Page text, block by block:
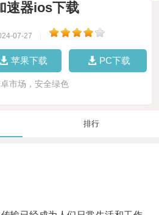
速器ios下载
07-27
苹果下载 PC下载
市场，安全绿色
排行